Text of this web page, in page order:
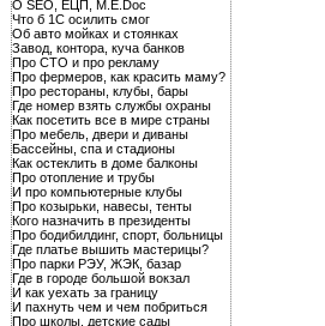
О SEO, ЕЦП, M.E.Doc
Что б 1С осилить смог
Об авто мойках и стоянках
Завод, контора, куча банков
Про СТО и про рекламу
Про фермеров, как красить маму?
Про рестораны, клубы, бары
Где номер взять службы охраны
Как посетить все в мире страны
Про мебель, двери и диваны
Бассейны, спа и стадионы
Как остеклить в доме балконы
Про отопление и трубы
И про компьютерные клубы
Про козырьки, навесы, тенты
Кого назначить в президенты
Про бодибилдинг, спорт, больницы
Где платье вышить мастерицы?
Про парки РЭУ, ЖЭК, базар
Где в городе большой вокзал
И как уехать за границу
И пахнуть чем и чем побриться
Про школы, детские сады